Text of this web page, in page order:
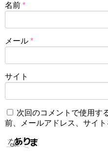
名前 *
メール *
サイト
次回のコメントで使用す
前、メールアドレス、サイト